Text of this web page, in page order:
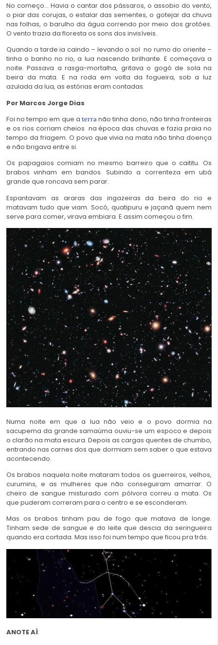
No começo… Havia o cantar dos pássaros, o assobio do vento,
o piar das corujas, o estalar das sementes, o gotejar da chuva
nas folhas, o barulho da água correndo por meio dos grotões.
O vento trazia da floresta os sons dos invisíveis.
Quando a tarde ia caindo – levando o sol no rumo do oriente –
tinha o banho no rio, a lua nascendo brilhante. E começava a
noite. Passava a rasga-mortalha, gritava o gogó de sola na
beira da mata. E na roda em volta da fogueira, sob a luz
azulada da lua, as estórias eram contadas.
Por Marcos Jorge Dias
Foi no tempo em que a terranão tinha dono, não tinha fronteiras
e os rios corriam cheios na época das chuvas e fazia praia no
tempo da friagem. O povo que vivia na mata não tinha doença
e não brigava entre si.
Os papagaios comiam no mesmo barreiro que o caititu. Os
brabos vinham em bandos. Subindo a correnteza em ubá
grande que roncava sem parar.
Espantavam as araras das ingazeiras da beira do rio e
matavam tudo que viam. Socó, quatipuru e jaçanã quem nem
serve para comer, virava embiara. E assim começou o fim.
Numa noite em que a lua não veio e o povo dormia na
sacupema da grande samaúma ouviu-se um espoco e depois
o clarão na mata escura. Depois as cargas quentes de chumbo,
entrando nas carnes dos que dormiam sem saber o que estava
acontecendo.
Os brabos naquela noite mataram todos os guerreiros, velhos,
curumins, e as mulheres que não conseguiram amarrar. O
cheiro de sangue misturado com pólvora correu a mata. Os
que puderam correram para o centro e se esconderam.
Mas os brabos tinham pau de fogo que matava de longe.
Tinham sede de sangue e do leite que descia da seringueira
quando era cortada. Mas isso foi num tempo que ficou pra trás.
ANOTE AÍ: